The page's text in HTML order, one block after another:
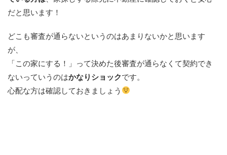
だと思います！
どこも審査が通らないというのはあまりないかと思います
が、
「この家にする！」って決めた後審査が通らなくて契約でき
ないっていうのはかなりショックです。
心配な方は確認しておきましょう